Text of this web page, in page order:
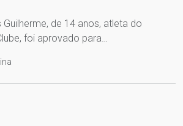
de 14 anos, atleta do
foi aprovado para…